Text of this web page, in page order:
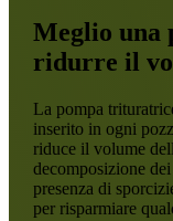
Meglio una
ridurre il
La pompa
inserito in ogni
riduce il volume
decomposizione
presenza di
per risparmiare